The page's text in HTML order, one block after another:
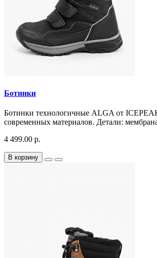
Ботинки
Ботинки технологичные ALGA от
современных материалов. Детали:
4 499.00 р.
В корзину